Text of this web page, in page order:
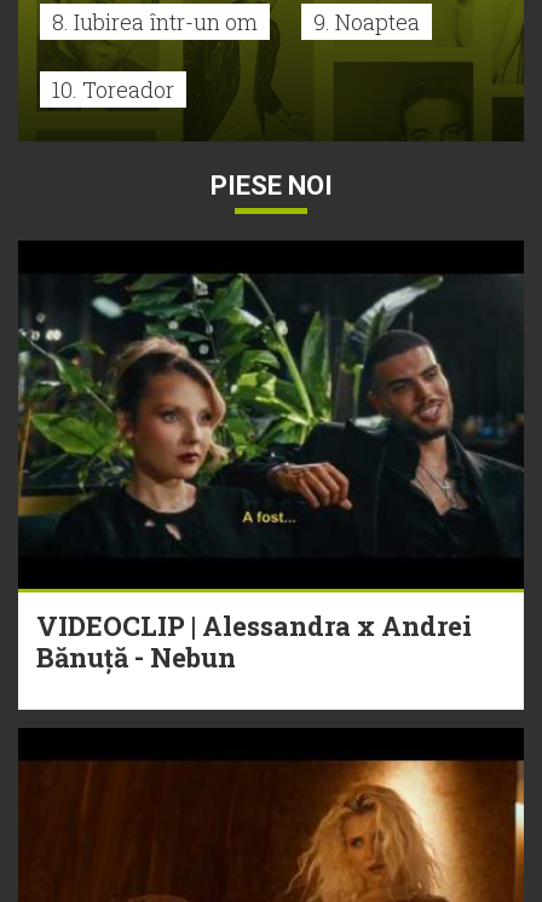
8. Iubirea într-un om 9. Noaptea
10. Toreador
PIESE NOI
VIDEOCLIP | Alessandra x Andrei
Bănuță - Nebun